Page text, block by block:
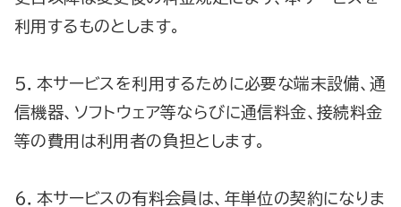
利用するものとします。
５．本サービスを利用するために必要な端末設備、通
信機器、ソフトウェア等ならびに通信料金、接続料金
等の費用は利用者の負担とします。
６．本サービスの有料会員は、年単位の契約になりま